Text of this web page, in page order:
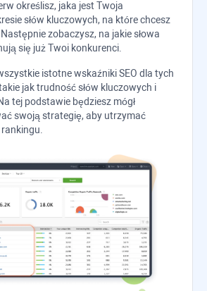
określisz, jaka jest Twoja
słów kluczowych, na które chcesz
zobaczysz, na jakie słowa
się już Twoi konkurenci.
istotne wskaźniki SEO dla tych
jak trudność słów kluczowych i
tej podstawie będziesz mógł
swoją strategię, aby utrzymać